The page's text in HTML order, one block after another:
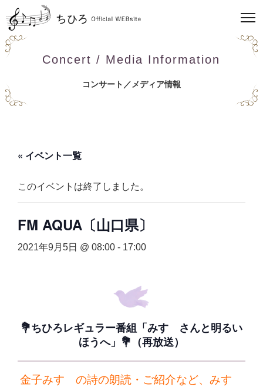
Concert / Media Information
コンサート／メディア情報
« イベント一覧
このイベントは終了しました。
FM AQUA〔山口県〕
2021年9月5日 @ 08:00 - 17:00
💐ちひろレギュラー番組「みすゞさんと明るい
ほうへ」💐（再放送）
金子みすゞの詩の朗読・ご紹介など、みすゞ